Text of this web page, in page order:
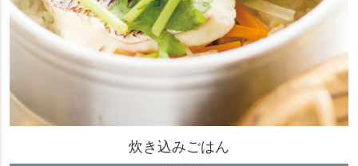
炊き込みごはん